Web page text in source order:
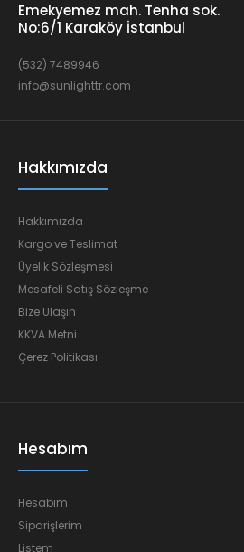
Emekyemez mah. Tenha sok.
No:6/1 Karaköy İstanbul
(532) 7489946
info@sunlighttr.com
Hakkımızda
Hakkımızda
Kargo ve Teslimat
Üyelik Sözleşmesi
Mesafeli Satış Sözleşme
Bize Ulaşın
KKVA Metni
Çerez Politikası
Hesabım
Hesabım
Siparişlerim
Listem